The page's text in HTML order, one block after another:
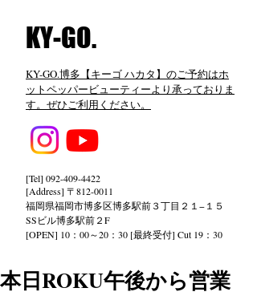
​KY-GO.
KY-GO.博多【キーゴ ハカタ】のご予約はホ
ットペッパービューティーより承っておりま
す。ぜひご利用ください。
[Tel] 092-409-4422
[Address] 〒812-0011
福岡県福岡市博多区博多駅前３丁目２１−１５
SSビル博多駅前２F
[OPEN] 10：00～20：30 [最終受付] Cut 19：30
本日ROKU午後から営業